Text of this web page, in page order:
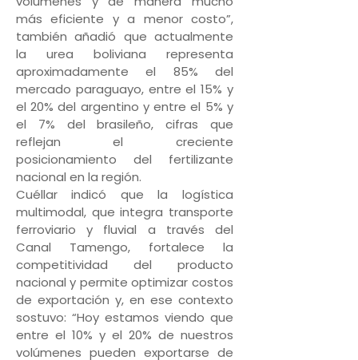
más eficiente y a menor costo”,
también añadió que actualmente
la urea boliviana representa
aproximadamente el 85% del
mercado paraguayo, entre el 15% y
el 20% del argentino y entre el 5% y
el 7% del brasileño, cifras que
reflejan el creciente
posicionamiento del fertilizante
nacional en la región.
Cuéllar indicó que la logística
multimodal, que integra transporte
ferroviario y fluvial a través del
Canal Tamengo, fortalece la
competitividad del producto
nacional y permite optimizar costos
de exportación y, en ese contexto
sostuvo: “Hoy estamos viendo que
entre el 10% y el 20% de nuestros
volúmenes pueden exportarse de